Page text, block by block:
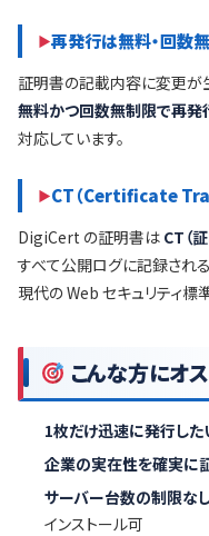
再発行は無料・回数
証明書の記載内容に変更が
無料かつ回数無制限で再発
対応しています。
CT（Certificate
DigiCert の証明書は CT（
すべて公開ログに記録され
現代の Web セキュリティ標
こんな方にオ
1枚だけ迅速に発行した
企業の実在性を確実に
サーバー台数の制限な
インストール可